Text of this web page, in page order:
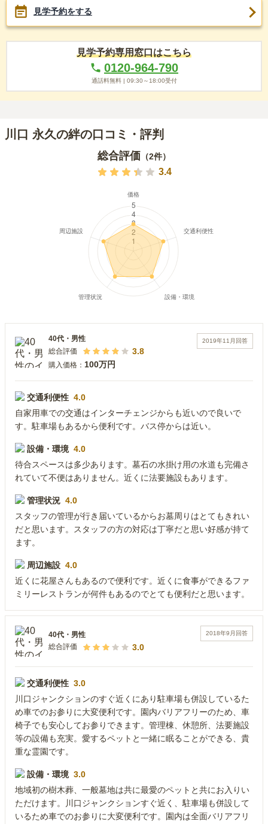
見学予約をする
見学予約専用窓口はこちら
0120-964-790
通話料無料 | 09:30～18:00受付
川口 永久の絆の口コミ・評判
総合評価 （2件）
3.4
2019年11月 回答
40代 ・ 男性
総合評価
3.8
購入価格： 100万円
交通利便性 4.0
自家用車での交通はインターチェンジからも近いので良いで
す。駐車場もあるから便利です。バス停からは近い。
設備・環境 4.0
待合スペースは多少あります。墓石の水掛け用の水道も完備さ
れていて不便はありません。近くに法要施設もあります。
管理状況 4.0
スタッフの管理が行き届いているからお墓周りはとてもきれい
だと思います。スタッフの方の対応は丁寧だと思い好感が持て
ます。
周辺施設 4.0
近くに花屋さんもあるので便利です。近くに食事ができるファ
ミリーレストランが何件もあるのでとても便利だと思います。
2018年9月 回答
40代 ・ 男性
総合評価
3.0
交通利便性 3.0
川口ジャンクションのすぐ近くにあり駐車場も併設しているた
め車でのお参りに大変便利です。園内バリアフリーのため、車
椅子でも安心してお参りできます。管理棟、休憩所、法要施設
等の設備も充実。愛するペットと一緒に眠ることができる、貴
重な霊園です。
設備・環境 3.0
地域初の樹木葬、一般墓地は共に最愛のペットと共にお入りい
ただけます。川口ジャンクションすぐ近く、駐車場も併設して
いるため車でのお参りに大変便利です。園内は全面バリアフリ